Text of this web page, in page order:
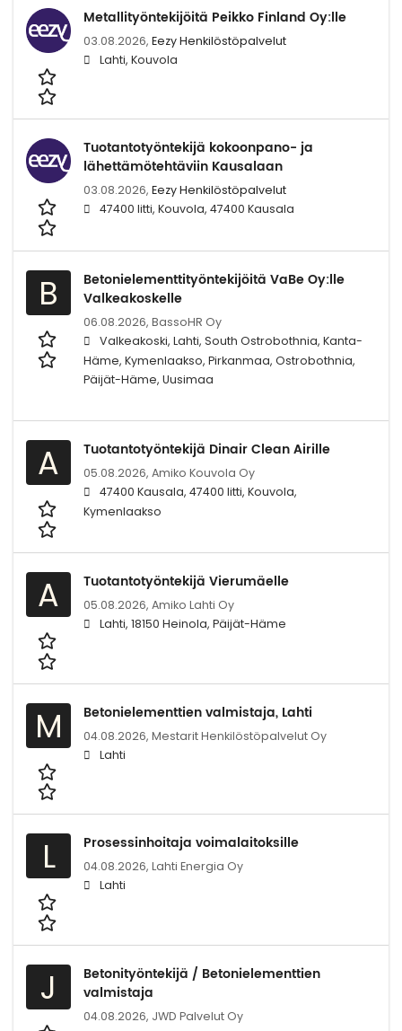
Metallityöntekijöitä Peikko Finland Oy:lle
03.08.2026, Eezy Henkilöstöpalvelut
Lahti, Kouvola
Tuotantotyöntekijä kokoonpano- ja
lähettämötehtäviin Kausalaan
03.08.2026, Eezy Henkilöstöpalvelut
47400 Iitti, Kouvola, 47400 Kausala
B
Betonielementtityöntekijöitä VaBe Oy:lle
Valkeakoskelle
06.08.2026, BassoHR Oy
Valkeakoski, Lahti, South Ostrobothnia, Kanta-
Häme, Kymenlaakso, Pirkanmaa, Ostrobothnia,
Päijät-Häme, Uusimaa
A Tuotantotyöntekijä Dinair Clean Airille
05.08.2026, Amiko Kouvola Oy
47400 Kausala, 47400 Iitti, Kouvola,
Kymenlaakso
A Tuotantotyöntekijä Vierumäelle
05.08.2026, Amiko Lahti Oy
Lahti, 18150 Heinola, Päijät-Häme
M Betonielementtien valmistaja, Lahti
04.08.2026, Mestarit Henkilöstöpalvelut Oy
Lahti
L Prosessinhoitaja voimalaitoksille
04.08.2026, Lahti Energia Oy
Lahti
J
Betonityöntekijä / Betonielementtien
valmistaja
04.08.2026, JWD Palvelut Oy